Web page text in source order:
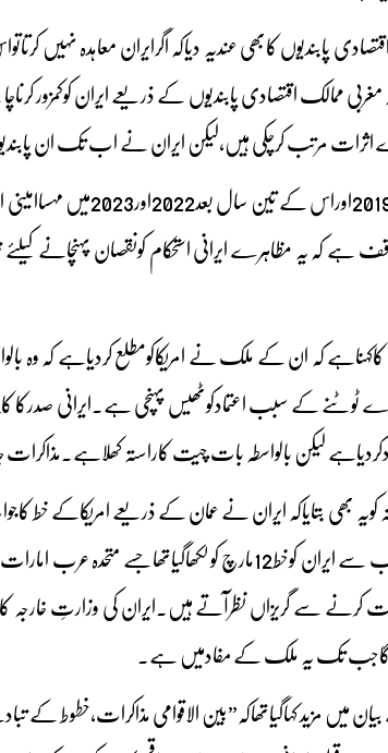
پابندیوں کابھی عندیہ دیاکہ اگرایران معاہدہ نہیں
ممالک اقتصادی پابندیوں کے ذریعے ایران کوکمزور
مرتب کرچکی ہیں،لیکن ایران نے اب تک ان پابندیوں
ایرانی حکام
ہے کہ یہ مظاہرے ایرانی استحکام کونقصان پہنچانے
کاکہناہے کہ ان کے ملک نے امریکاکومطلع کردیاہے کہ وہ
کے سبب اعتمادکوٹھیس پہنچی ہے۔ایرانی صدرکا
لیکن بالواسطہ بات چیت کاراستہ کھلاہے۔مذاکرات
کویہ بھی بتایاکہ ایران نے عمان کے ذریعے امریکاکے خط
مطابق امریکی صدرکی جانب سے ایران کوخط12مارچ
کرنے سے گریزاں نظرآتے ہیں۔ایران کی وزارتِ خارجہ
گاجب تک یہ ملک کے مفادمیں ہے۔
میں مزید کہاگیاتھاکہ”بین الاقوامی مذاکرات،خطوط کے